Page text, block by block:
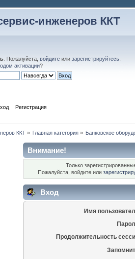
инженеров ККТ
. Пожалуйста, войдитеили зарегистрируйтесь.
активации?
Регистрация
ККТ» Главная категория » Банковское
Внимание!
Только
Пожалуйста, войдите или
Вход
Имя
Продолжительность